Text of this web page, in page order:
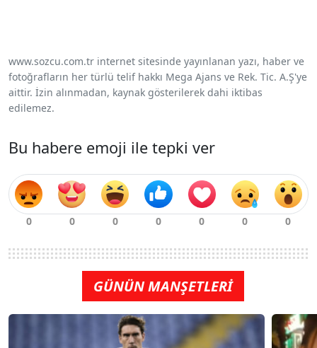
www.sozcu.com.tr internet sitesinde yayınlanan yazı, haber ve
fotoğrafların her türlü telif hakkı Mega Ajans ve Rek. Tic. A.Ş'ye
aittir. İzin alınmadan, kaynak gösterilerek dahi iktibas
edilemez.
Bu habere emoji ile tepki ver
GÜNÜN MANŞETLERİ